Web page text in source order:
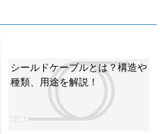
シールドケーブルとは？構造や
種類、用途を解説！